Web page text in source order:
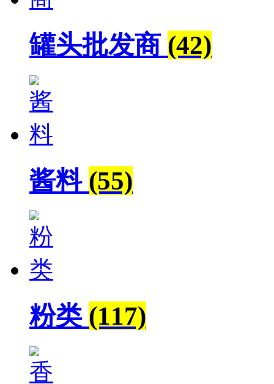
罐头批发商 (42)
酱料 (55)
粉类 (117)